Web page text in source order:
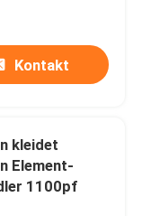
Kontakt
kleidet
Element-
1100pf